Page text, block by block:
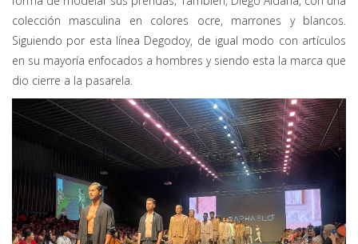
colección masculina en colores ocre, marrones y blancos.
Siguiendo por esta línea Degodoy, de igual modo con artículos
en su mayoría enfocados a hombres y siendo esta la marca que
dio cierre a la pasarela.